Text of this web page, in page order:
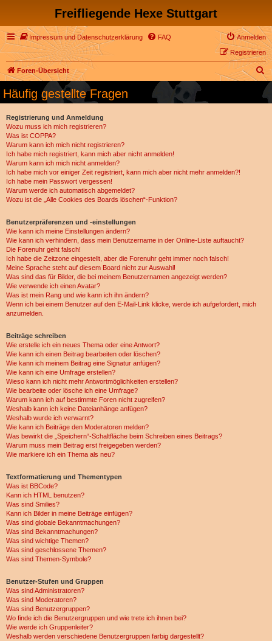
Freifliegende Hexe Stuttgart
Impressum und Datenschutzerklärung FAQ Anmelden
Registrieren
Foren-Übersicht
u
c
Häufig gestellte Fragen
Registrierung und Anmeldung
Wozu muss ich mich registrieren?
Was ist COPPA?
Warum kann ich mich nicht registrieren?
Ich habe mich registriert, kann mich aber nicht anmelden!
Warum kann ich mich nicht anmelden?
Ich habe mich vor einiger Zeit registriert, kann mich aber nicht mehr anmelden?!
Ich habe mein Passwort vergessen!
Warum werde ich automatisch abgemeldet?
Wozu ist die „Alle Cookies des Boards löschen“-Funktion?
Benutzerpräferenzen und -einstellungen
Wie kann ich meine Einstellungen ändern?
Wie kann ich verhindern, dass mein Benutzername in der Online-Liste auftaucht?
Die Forenuhr geht falsch!
Ich habe die Zeitzone eingestellt, aber die Forenuhr geht immer noch falsch!
Meine Sprache steht auf diesem Board nicht zur Auswahl!
Was sind das für Bilder, die bei meinem Benutzernamen angezeigt werden?
Wie verwende ich einen Avatar?
Was ist mein Rang und wie kann ich ihn ändern?
Wenn ich bei einem Benutzer auf den E-Mail-Link klicke, werde ich aufgefordert, mich
anzumelden.
Beiträge schreiben
Wie erstelle ich ein neues Thema oder eine Antwort?
Wie kann ich einen Beitrag bearbeiten oder löschen?
Wie kann ich meinem Beitrag eine Signatur anfügen?
Wie kann ich eine Umfrage erstellen?
Wieso kann ich nicht mehr Antwortmöglichkeiten erstellen?
Wie bearbeite oder lösche ich eine Umfrage?
Warum kann ich auf bestimmte Foren nicht zugreifen?
Weshalb kann ich keine Dateianhänge anfügen?
Weshalb wurde ich verwarnt?
Wie kann ich Beiträge den Moderatoren melden?
Was bewirkt die „Speichern“-Schaltfläche beim Schreiben eines Beitrags?
Warum muss mein Beitrag erst freigegeben werden?
Wie markiere ich ein Thema als neu?
Textformatierung und Thementypen
Was ist BBCode?
Kann ich HTML benutzen?
Was sind Smilies?
Kann ich Bilder in meine Beiträge einfügen?
Was sind globale Bekanntmachungen?
Was sind Bekanntmachungen?
Was sind wichtige Themen?
Was sind geschlossene Themen?
Was sind Themen-Symbole?
Benutzer-Stufen und Gruppen
Was sind Administratoren?
Was sind Moderatoren?
Was sind Benutzergruppen?
Wo finde ich die Benutzergruppen und wie trete ich ihnen bei?
Wie werde ich Gruppenleiter?
Weshalb werden verschiedene Benutzergruppen farbig dargestellt?